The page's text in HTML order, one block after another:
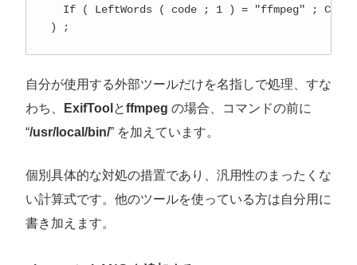
If ( LeftWords ( code ; 1 ) = "ffmpeg" ;
) ;
自分が使用する外部ツールだけを名指しで処理、すな
わち、
ExifTool とffmpeg の場合、コマンドの前に
“/usr/local/bin/” を加えています。
個別具体的な対処の措置であり、汎用性のまったくな
い計算式です。他のツールを使っている方は自分用に
書き加えます。